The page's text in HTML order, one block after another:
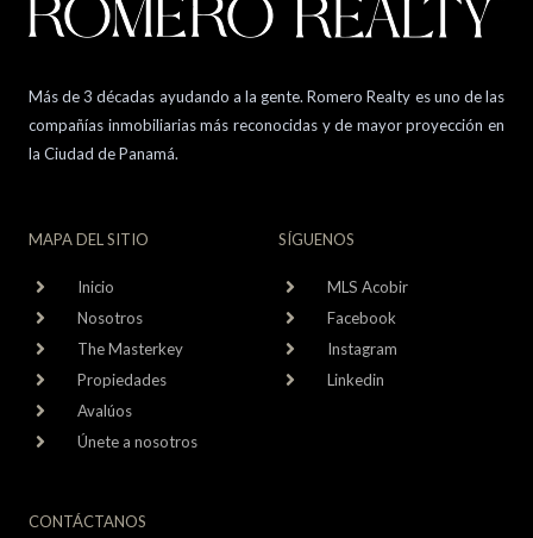
Más de 3 décadas ayudando a la gente. Romero Realty es uno de las
compañías inmobiliarias más reconocidas y de mayor proyección en
la Ciudad de Panamá.
MAPA DEL SITIO
Inicio
Nosotros
The Masterkey
Propiedades
Avalúos
Únete a nosotros
SÍGUENOS
MLS Acobir
Facebook
Instagram
Linkedin
CONTÁCTANOS